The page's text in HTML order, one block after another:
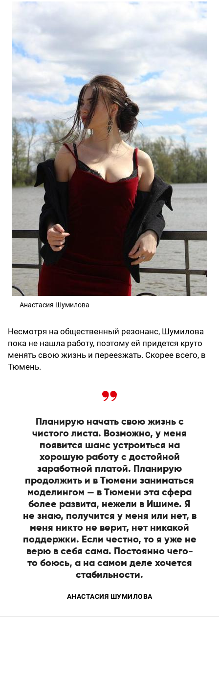
Анастасия Шумилова
Несмотря на общественный резонанс, Шумилова
пока не нашла работу, поэтому ей придется круто
менять свою жизнь и переезжать. Скорее всего, в
Тюмень.
Планирую начать свою жизнь с
чистого листа. Возможно, у меня
появится шанс устроиться на
хорошую работу с достойной
заработной платой. Планирую
продолжить и в Тюмени заниматься
моделингом — в Тюмени эта сфера
более развита, нежели в Ишиме. Я
не знаю, получится у меня или нет, в
меня никто не верит, нет никакой
поддержки. Если честно, то я уже не
верю в себя сама. Постоянно чего-
то боюсь, а на самом деле хочется
стабильности.
АНАСТАСИЯ ШУМИЛОВА